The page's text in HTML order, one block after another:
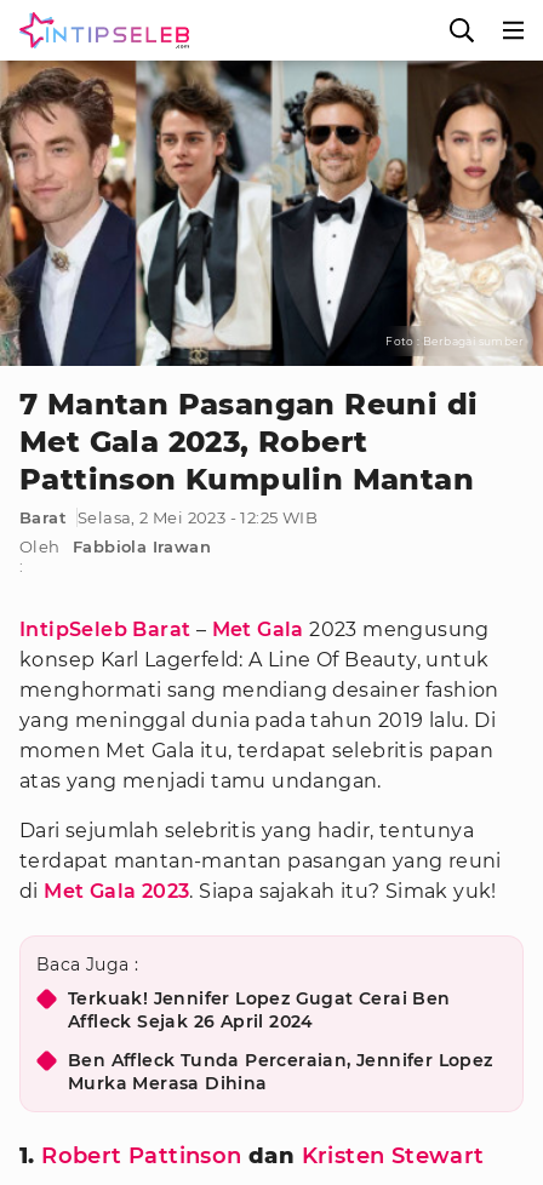
Foto : Berbagai sumber
7 Mantan Pasangan Reuni di
Met Gala 2023, Robert
Pattinson Kumpulin Mantan
Barat
Selasa, 2 Mei 2023 - 12:25 WIB
Oleh
:
Fabbiola Irawan
IntipSeleb Barat – Met Gala 2023 mengusung
konsep Karl Lagerfeld: A Line Of Beauty, untuk
menghormati sang mendiang desainer fashion
yang meninggal dunia pada tahun 2019 lalu. Di
momen Met Gala itu, terdapat selebritis papan
atas yang menjadi tamu undangan.
Dari sejumlah selebritis yang hadir, tentunya
terdapat mantan-mantan pasangan yang reuni
di Met Gala 2023. Siapa sajakah itu? Simak yuk!
Baca Juga :
Terkuak! Jennifer Lopez Gugat Cerai Ben
Affleck Sejak 26 April 2024
Ben Affleck Tunda Perceraian, Jennifer Lopez
Murka Merasa Dihina
1. Robert Pattinson dan Kristen Stewart